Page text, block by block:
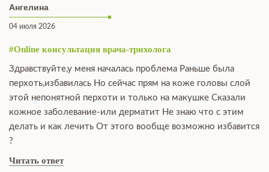
Ангелина
04 июля 2026
#Online консультация врача-трихолога
Здравствуйте,у меня началась проблема Раньше была
перхоть,избавилась Но сейчас прям на коже головы слой
этой непонятной перхоти и только на макушке Сказали
кожное заболевание-или дерматит Не знаю что с этим
делать и как лечить От этого вообще возможно избавится
?
Читать ответ